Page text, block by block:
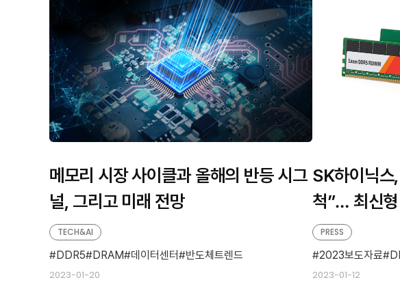
메모리 시장 사이클과 올해의 반등 시그
널, 그리고 미래 전망
2023-01-20
TECH&AI
DDR5 DRAM 데이터센터 반도체트렌드
SK하이닉스
척”… 최신
최초 인텔 인
2023-01-12
PRESS
2023보도자료